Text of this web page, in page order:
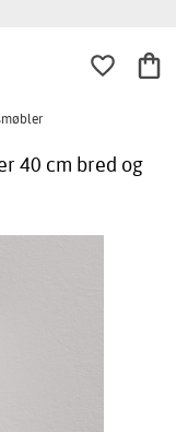
40 cm bred og